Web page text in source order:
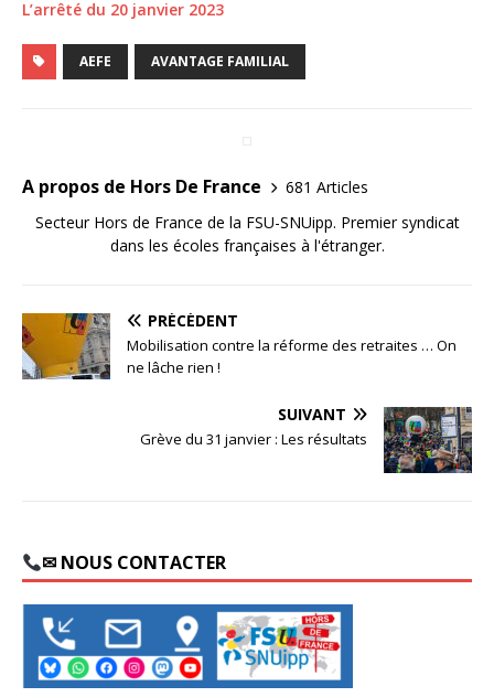
L’arrêté du 20 janvier 2023
AEFE AVANTAGE FAMILIAL
A propos de Hors De France
681 Articles
Secteur Hors de France de la FSU-SNUipp. Premier syndicat
dans les écoles françaises à l'étranger.
PRÉCÉDENT
Mobilisation contre la réforme des retraites … On
ne lâche rien !
SUIVANT
Grève du 31 janvier : Les résultats
✉ NOUS CONTACTER